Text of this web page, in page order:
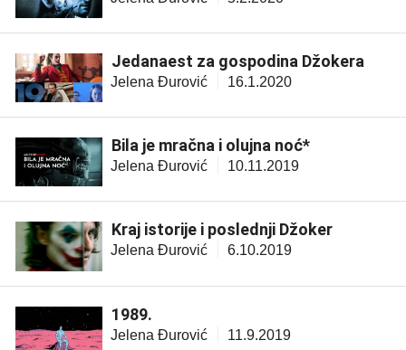
Jedanaest za gospodina Džokera
Jelena Đurović 16.1.2020
Bila je mračna i olujna noć*
Jelena Đurović 10.11.2019
Kraj istorije i poslednji Džoker
Jelena Đurović 6.10.2019
1989.
Jelena Đurović 11.9.2019